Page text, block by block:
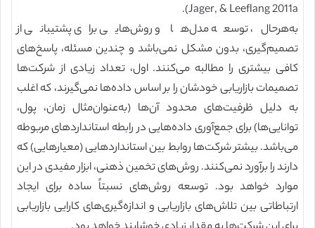
Jager, & Leeflang 2011a).
به‌هرحال، توسعه مدل‌ها و روش‌هایی برای پشتیبانی از
تصمیم‌گیری، بدون مشکل نمی‌باشد و چندین مسئله، پاسخ‌های
کافی بیشتری را مطالبه می‌کنند. اول، تعداد زیادی از شرکت‌ها
تصمیمات بازاریابی خودشان را بر اساس داده‌ها نمی‌گیرند، که اغلب
به دلیل ظرفیت‌های محدود آن‌ها (به‌عنوان‌مثال زمان، پول،
توانایی‌ها) برای جمع‌آوری داده‌هایی در رابطه استانداردهای مربوطه
می‌باشد. بیشتر شرکت‌ها روابط بین استانداردهایی (معیارهایی) که
دارند را برآورد نمی‌کنند. روش‌های تخمین ذهنی، ابزار مفیدی در این
موارد خواهد بود. توسعه روش‌های نسبتاً ساده برای ایجاد
ارتباطاتی بین تلاش‌های بازاریابی و اندازه‌گیری‌های کارایی بازاریابی